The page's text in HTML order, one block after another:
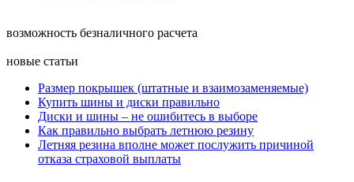
возможность безналичного расчета
новые статьи
Размер покрышек (штатные и взаимозаменяемые)
Купить шины и диски правильно
Диски и шины – не ошибитесь в выборе
Как правильно выбрать летнюю резину
Летняя резина вполне может послужить причиной
отказа страховой выплаты